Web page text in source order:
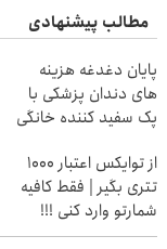
مطالب پیشنهادی
پایان دغدغه هزینه
های دندان پزشکی با
پک سفید کننده خانگی
از توایکس اعتبار ۱۰۰۰
تتری بگیر | فقط کافیه
شمارتو وارد کنی !!!